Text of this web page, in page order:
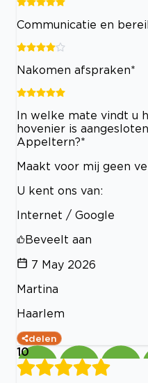
Communicatie en
Nakomen afspraken*
In welke mate vindt u
hovenier is
Appeltern?*
Maakt voor mij geen
U kent ons van:
Internet / Google
Beveelt aan
7 May 2026
Martina
Haarlem
delen
10